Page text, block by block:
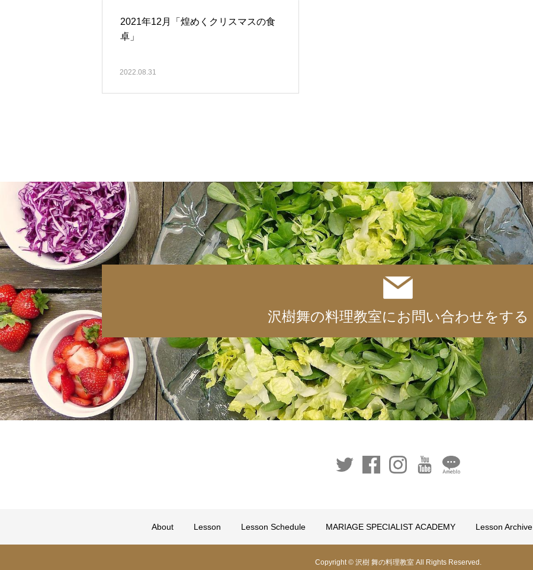
2021年12月「煌めくクリスマスの食
卓」
2022.08.31
沢樹舞の料理教室に お問い合わせをする
About Lesson Lesson Schedule MARIAGE SPECIALIST ACADEMY Lesson Archive
Copyright © 沢樹 舞の料理教室 All Rights Reserved.